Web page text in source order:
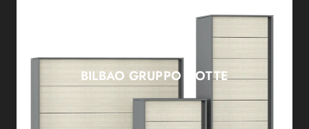
BILBAO GRUPPO NOTTE